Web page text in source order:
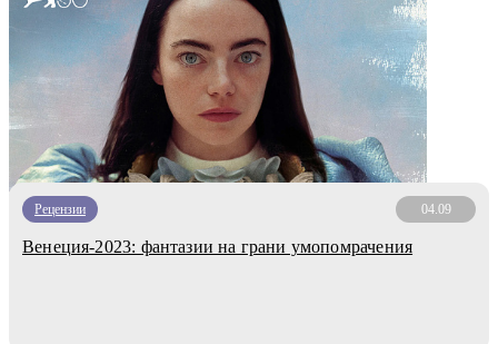
Рецензии 04.09
Венеция-2023: фантазии на грани умопомрачения